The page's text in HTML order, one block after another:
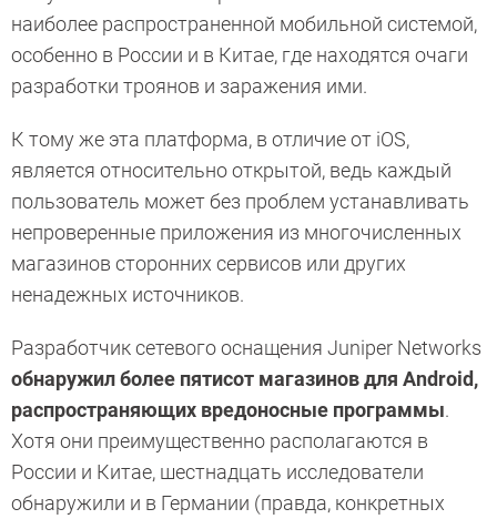
наиболее распространенной мобильной системой,
особенно в России и в Китае, где находятся очаги
разработки троянов и заражения ими.
К тому же эта платформа, в отличие от iOS,
является относительно открытой, ведь каждый
пользователь может без проблем устанавливать
непроверенные приложения из многочисленных
магазинов сторонних сервисов или других
ненадежных источников.
Разработчик сетевого оснащения Juniper Networks
обнаружил более пятисот магазинов для Android,
распространяющих вредоносные программы.
Хотя они преимущественно располагаются в
России и Китае, шестнадцать исследователи
обнаружили и в Германии (правда, конкретных